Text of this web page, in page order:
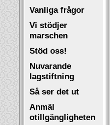
Vanliga frågor
Vi stödjer
marschen
Stöd oss!
Nuvarande
lagstiftning
Så ser det ut
Anmäl
otillgängligheten